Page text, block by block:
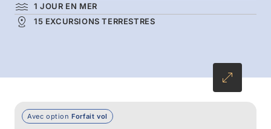
paysages remarquables, forts de dizaines
d’années d’expérience sur place. Imprégnez-
l’expédition avant de traverser à nouveau le
légendaire passage de Drake.
1 JOUR EN MER
15 EXCURSIONS TERRESTRES
Avec option Forfait vol